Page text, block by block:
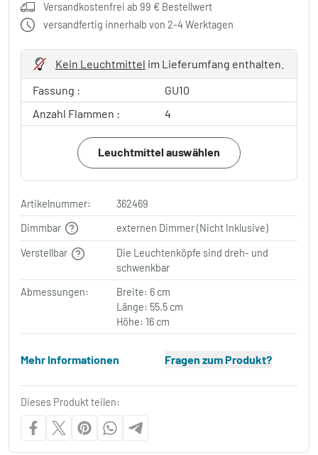
Versandkostenfrei ab 99 € Bestellwert
versandfertig innerhalb von 2-4 Werktagen
Kein Leuchtmittel im Lieferumfang enthalten.
Fassung :
GU10
Anzahl Flammen :
4
Leuchtmittel auswählen
Artikelnummer:
362469
Dimmbar
externen Dimmer (Nicht Inklusive)
Verstellbar
Die Leuchtenköpfe sind dreh- und
schwenkbar
Abmessungen:
Breite: 6 cm
Länge: 55.5 cm
Höhe: 16 cm
Mehr Informationen Fragen zum Produkt?
Dieses Produkt teilen: